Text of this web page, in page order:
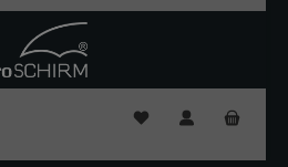
Vous avez 0